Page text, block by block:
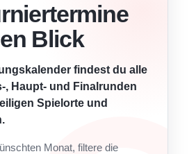
Blick
findest du alle
, Haupt- und Finalrunden
Spielorte und
Monat, filtere die